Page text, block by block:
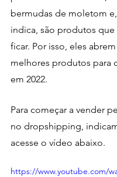
bermudas de moletom
indica, são produtos que
ficar. Por isso, eles
melhores produtos para
em 2022.
Para começar a vender
no dropshipping,
acesse o vídeo abaixo.
https://www.youtube.com/